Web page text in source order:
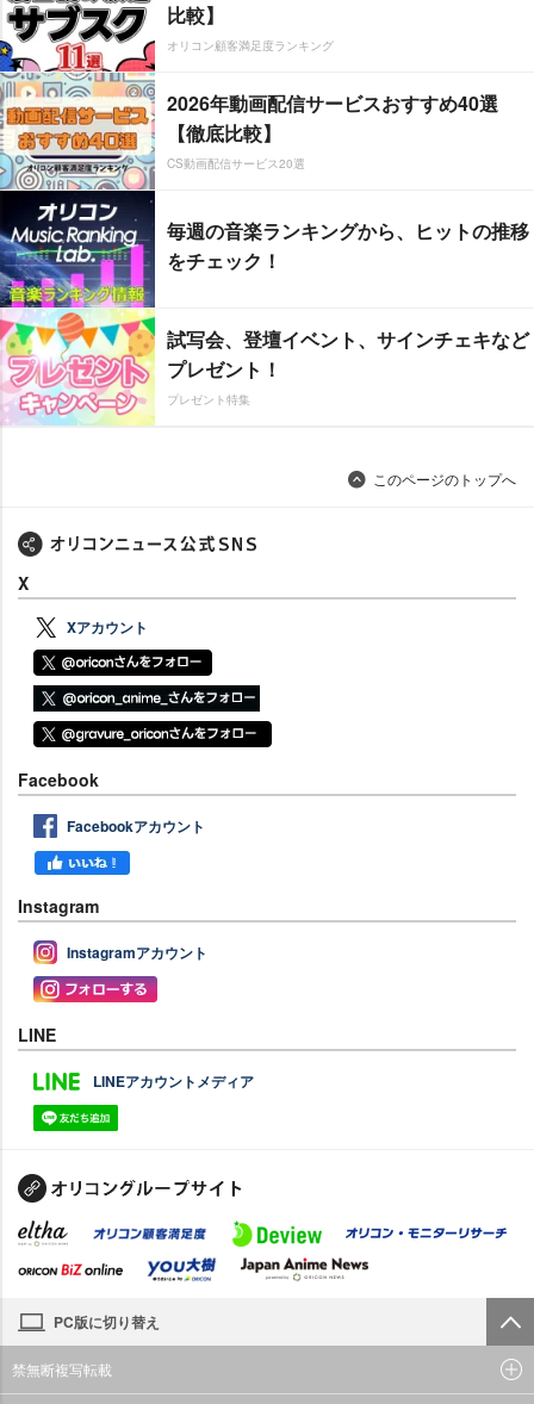
比較】
オリコン顧客満足度ランキング
2026年動画配信サービスおすすめ40選
【徹底比較】
CS動画配信サービス20選
毎週の音楽ランキングから、ヒットの推移
をチェック！
試写会、登壇イベント、サインチェキなど
プレゼント！
プレゼント特集
このページのトップへ
X
Xアカウント
Facebook
Facebookアカウント
Instagram
Instagramアカウント
LINE
LINEアカウントメディア
PC版に切り替え
禁無断複写転載